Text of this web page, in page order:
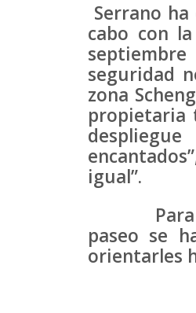
Serrano
cabo con
seguridad
zona
propietaria
igual”.
Para los
paseo se
orientarles